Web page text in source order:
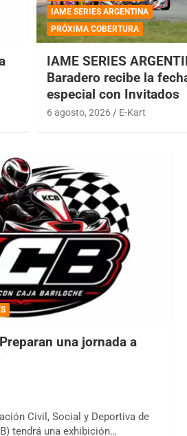
IAME SERIES ARGENTINA
PRÓXIMA COBERTURA
IAME SERIES
Baradero recibe la
especial con Invitados
6 agosto, 2026 E-Kart
una jornada a
Civil, Social y Deportiva de
tendrá una exhibición…